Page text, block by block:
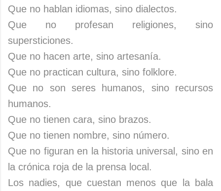
Que no hablan idiomas, sino dialectos.
Que no profesan religiones, sino
supersticiones.
Que no hacen arte, sino artesanía.
Que no practican cultura, sino folklore.
Que no son seres humanos, sino recursos
humanos.
Que no tienen cara, sino brazos.
Que no tienen nombre, sino número.
Que no figuran en la historia universal, sino en
la crónica roja de la prensa local.
Los nadies, que cuestan menos que la bala